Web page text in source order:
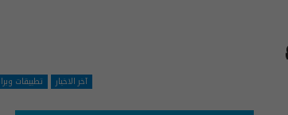
آخر الاخبار تطبيقات